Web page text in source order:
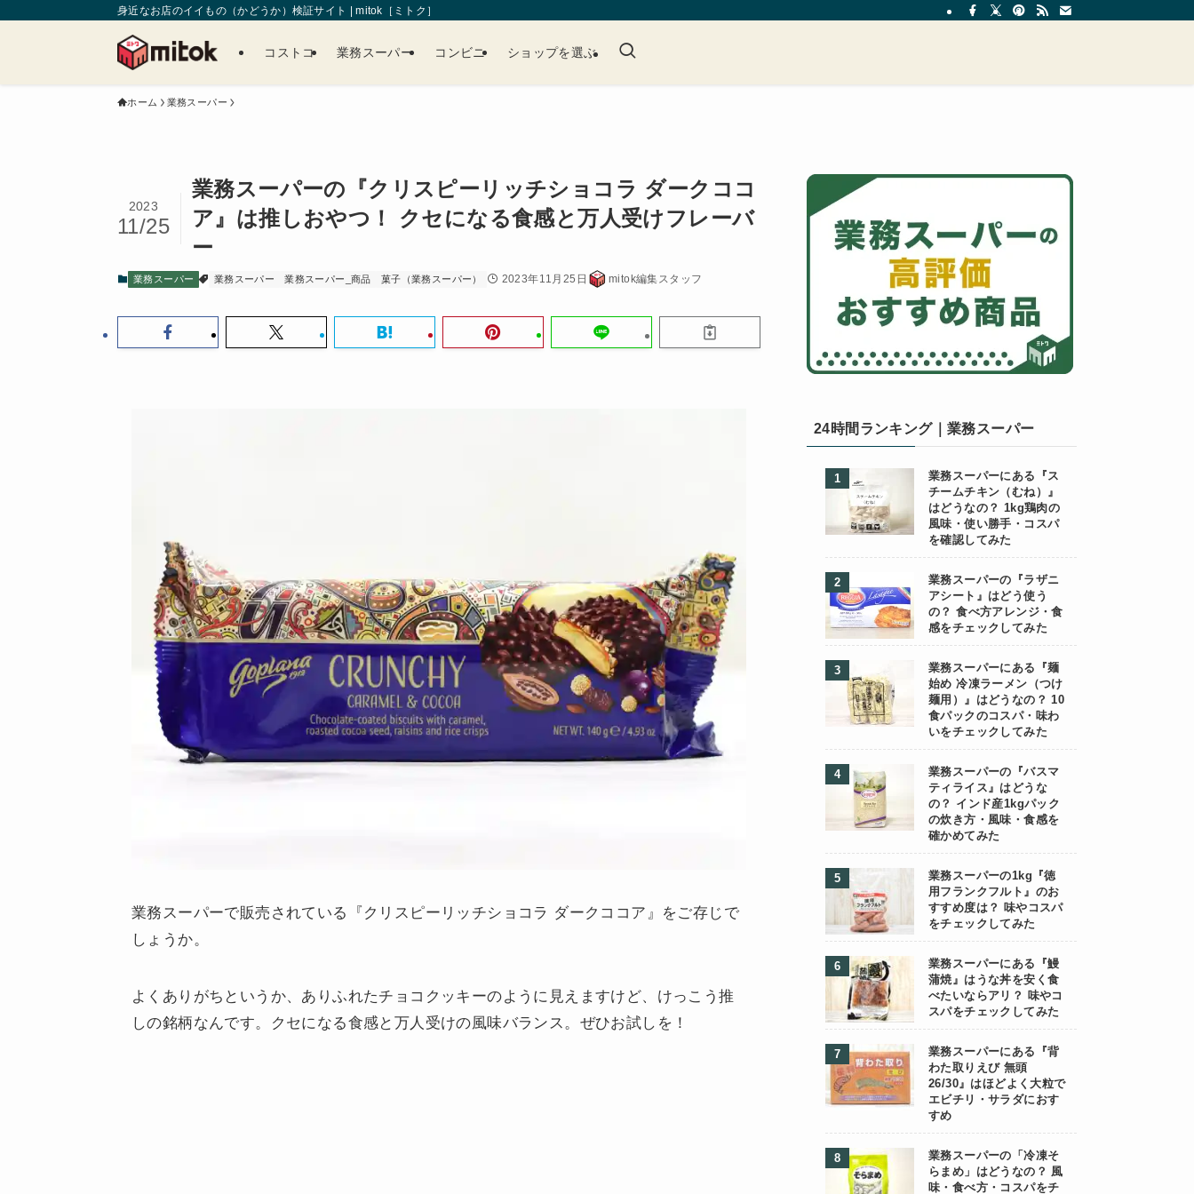
身近なお店のイイもの（かどうか）検証サイト | mitok［ミトク］
コストコ 業務スーパー コンビニ ショップを選ぶ
ホーム 業務スーパー
業務スーパーの『クリスピーリッチショコラ ダークココ
ア』は推しおやつ！ クセになる食感と万人受けフレーバ
ー
2023
11/25
業務スーパー 業務スーパー 業務スーパー_商品 菓子（業務スーパー） 2023年11月25日 mitok編集スタッフ
業務スーパーで販売されている『クリスピーリッチショコラ ダークココア』をご存じで
しょうか。
よくありがちというか、ありふれたチョコクッキーのように見えますけど、けっこう推
しの銘柄なんです。クセになる食感と万人受けの風味バランス。ぜひお試しを！
24時間ランキング｜業務スーパー
業務スーパーにある『ス
チームチキン（むね）』
はどうなの？ 1kg鶏肉の
風味・使い勝手・コスパ
を確認してみた
業務スーパーの『ラザニ
アシート』はどう使う
の？ 食べ方アレンジ・食
感をチェックしてみた
業務スーパーにある『麺
始め 冷凍ラーメン（つけ
麺用）』はどうなの？ 10
食パックのコスパ・味わ
いをチェックしてみた
業務スーパーの『バスマ
ティライス』はどうな
の？ インド産1kgパック
の炊き方・風味・食感を
確かめてみた
業務スーパーの1kg『徳
用フランクフルト』のお
すすめ度は？ 味やコスパ
をチェックしてみた
業務スーパーにある『鰻
蒲焼』はうな丼を安く食
べたいならアリ？ 味やコ
スパをチェックしてみた
業務スーパーにある『背
わた取りえび 無頭
26/30』はほどよく大粒で
エビチリ・サラダにおす
すめ
業務スーパーの「冷凍そ
らまめ」はどうなの？ 風
味・食べ方・コスパをチ